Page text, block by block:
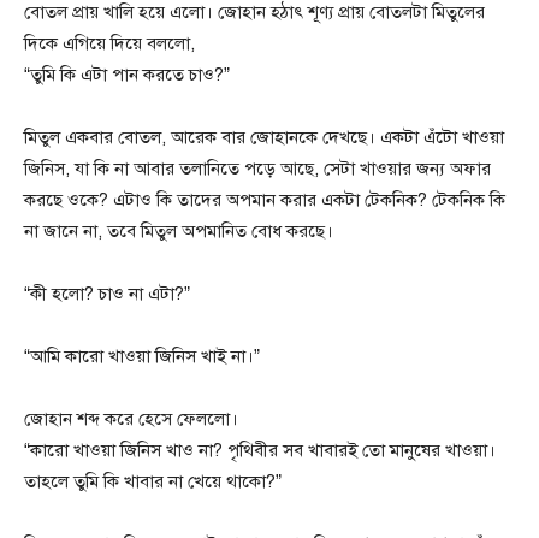
বোতল প্রায় খালি হয়ে এলো। জোহান হঠাৎ শূণ্য প্রায় বোতলটা মিতুলের
দিকে এগিয়ে দিয়ে বললো,
“তুমি কি এটা পান করতে চাও?”
মিতুল একবার বোতল, আরেক বার জোহানকে দেখছে। একটা এঁটো খাওয়া
জিনিস, যা কি না আবার তলানিতে পড়ে আছে, সেটা খাওয়ার জন্য অফার
করছে ওকে? এটাও কি তাদের অপমান করার একটা টেকনিক? টেকনিক কি
না জানে না, তবে মিতুল অপমানিত বোধ করছে।
“কী হলো? চাও না এটা?”
“আমি কারো খাওয়া জিনিস খাই না।”
জোহান শব্দ করে হেসে ফেললো।
“কারো খাওয়া জিনিস খাও না? পৃথিবীর সব খাবারই তো মানুষের খাওয়া।
তাহলে তুমি কি খাবার না খেয়ে থাকো?”